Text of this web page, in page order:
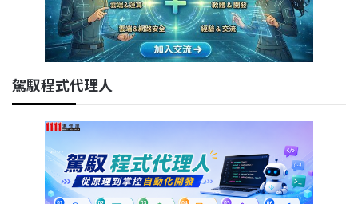
駕馭程式代理人